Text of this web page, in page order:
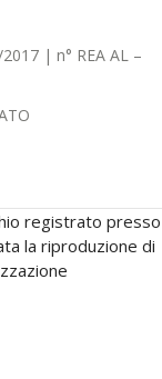
| n° REA AL –
registrato presso
la riproduzione di